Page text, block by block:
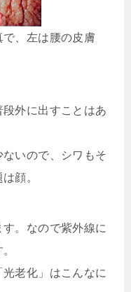
、左は腰の皮膚
外に出すことはあ
いので、シワもそ
顔。
。なので紫外線に
老化」はこんなに